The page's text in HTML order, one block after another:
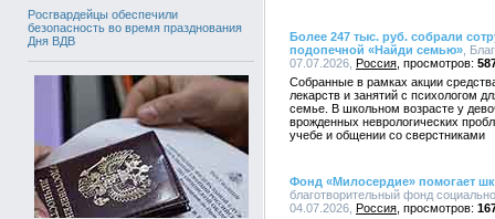
Росгвардейцы обеспечили
безопасность во время празднования
Дня ВДВ
Более 247 тыс. руб. собрали
подопечной «Найди семью» ,
07.07.2026, Россия
Собранные в рамках акции
лекарств и занятий с психологом
семье. В школьном возрасте у
врожденных неврологических
учебе и общении со сверстниками
Фонд «Милосердие» помогает
благотворительный фонд
04.07.2026, Россия